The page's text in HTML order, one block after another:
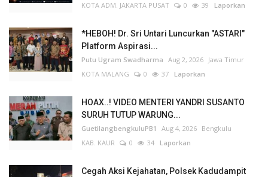
KOTA ADM. JAKARTA PUSAT
0 39 Laporkan
*HEBOH! Dr. Sri Untari Luncurkan "ASTARI"
Platform Aspirasi...
Putu Ugram Swadharma Aug 2, 2026 Jawa Timur
KOTA MALANG
0 37 Laporkan
HOAX..! VIDEO MENTERI YANDRI SUSANTO
SURUH TUTUP WARUNG...
GuetilangbengkuluPB1 Aug 4, 2026 Bengkulu
KAB. KAUR
0 34 Laporkan
Cegah Aksi Kejahatan, Polsek Kadudampit